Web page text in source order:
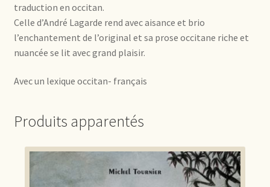
traduction en occitan.
Celle d’André Lagarde rend avec aisance et brio
l’enchantement de l’original et sa prose occitane riche et
nuancée se lit avec grand plaisir.
Avec un lexique occitan- français
Produits apparentés